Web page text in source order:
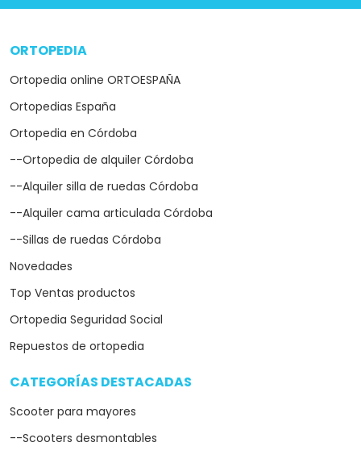
ORTOPEDIA
Ortopedia online ORTOESPAÑA
Ortopedias España
Ortopedia en Córdoba
--Ortopedia de alquiler Córdoba
--Alquiler silla de ruedas Córdoba
--Alquiler cama articulada Córdoba
--Sillas de ruedas Córdoba
Novedades
Top Ventas productos
Ortopedia Seguridad Social
Repuestos de ortopedia
CATEGORÍAS DESTACADAS
Scooter para mayores
--Scooters desmontables